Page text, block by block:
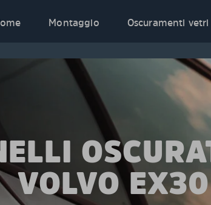
Montaggio Oscuramenti
VOLVO EX30